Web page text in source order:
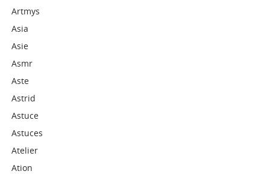
Artmys
Asia
Asie
Asmr
Aste
Astrid
Astuce
Astuces
Atelier
Ation